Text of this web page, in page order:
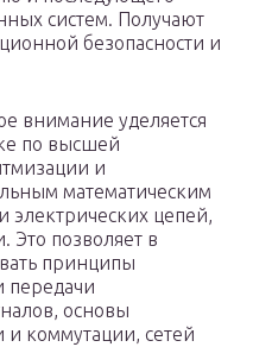
систем. Получают
безопасности и
внимание уделяется
по высшей
и
математическим
цепей,
Это позволяет в
принципы
передачи
основы
и коммутации, сетей